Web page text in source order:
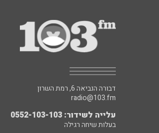
דבורה הנביאה 6, רמת השרון
radio@103.fm
עלייה לשידור: 0552-103-103
בעלות שיחה רגילה